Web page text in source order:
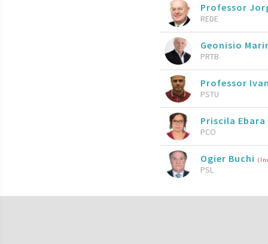
Professor
REDE
Geonisio
PRTB
Professor
PSTU
Priscila Ebara
PCO
Ogier Buchi
PSL